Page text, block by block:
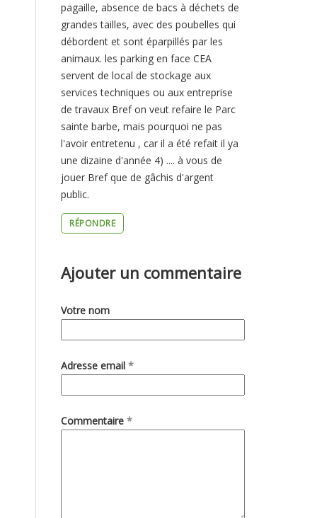
pagaille, absence de bacs à déchets de
grandes tailles, avec des poubelles qui
débordent et sont éparpillés par les
animaux. les parking en face CEA
servent de local de stockage aux
services techniques ou aux entreprise
de travaux Bref on veut refaire le Parc
sainte barbe, mais pourquoi ne pas
l'avoir entretenu , car il a été refait il ya
une dizaine d'année 4) .... à vous de
jouer Bref que de gâchis d'argent
public.
RÉPONDRE
Ajouter un commentaire
Votre nom
Adresse email *
Commentaire *